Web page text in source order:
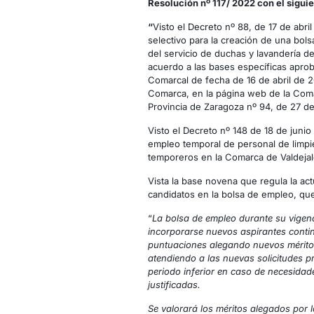
Resolución nº 117/ 2022 con el
“Visto el Decreto nº 88, de 17 de
selectivo para la creación de una
del servicio de duchas y lavandería
acuerdo a las bases específicas
Comarcal de fecha de 16 de abril de
Comarca, en la página web de la
Provincia de Zaragoza nº 94, de 27
Visto el Decreto nº 148 de 18 de
empleo temporal de personal de
temporeros en la Comarca de
Vista la base novena que regula la
candidatos en la bolsa de empleo,
“La bolsa de empleo durante su
incorporarse nuevos aspirantes
puntuaciones alegando nuevos
atendiendo a las nuevas solicitudes
periodo inferior en caso de
justificadas.
Se valorará los méritos alegados por